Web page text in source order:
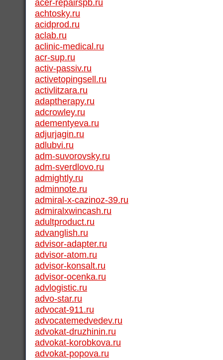
acer-repairspb.ru
achtosky.ru
acidprod.ru
aclab.ru
aclinic-medical.ru
acr-sup.ru
activ-passiv.ru
activetopingsell.ru
activlitzara.ru
adaptherapy.ru
adcrowley.ru
adementyeva.ru
adjurjagin.ru
adlubvi.ru
adm-suvorovsky.ru
adm-sverdlovo.ru
admightly.ru
adminnote.ru
admiral-x-cazinoz-39.ru
admiralxwincash.ru
adultproduct.ru
advanglish.ru
advisor-adapter.ru
advisor-atom.ru
advisor-konsalt.ru
advisor-ocenka.ru
advlogistic.ru
advo-star.ru
advocat-911.ru
advocatemedvedev.ru
advokat-druzhinin.ru
advokat-korobkova.ru
advokat-popova.ru